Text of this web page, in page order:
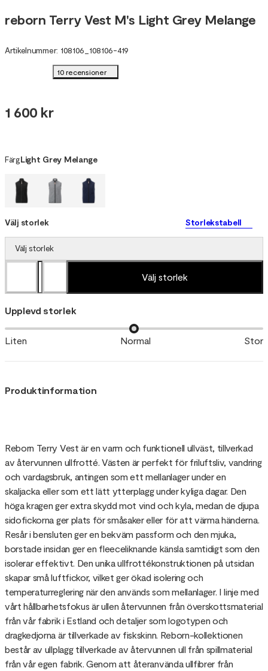
reborn Terry Vest M's Light Grey Melange
Artikelnummer: 108106 108106-419
10 recensioner
1 600 kr
FärgLight Grey Melange
Välj storlek Storlekstabell
Välj storlek
Välj storlek
Upplevd storlek
Liten Normal Stor
Produktinformation
Reborn Terry Vest är en varm och funktionell ullväst, tillverkad
av återvunnen ullfrotté. Västen är perfekt för friluftsliv, vandring
och vardagsbruk, antingen som ett mellanlager under en
skaljacka eller som ett lätt ytterplagg under kyliga dagar. Den
höga kragen ger extra skydd mot vind och kyla, medan de djupa
sidofickorna ger plats för småsaker eller för att värma händerna.
Resår i bensluten ger en bekväm passform och den mjuka,
borstade insidan ger en fleeceliknande känsla samtidigt som den
isolerar effektivt. Den unika ullfrottékonstruktionen på utsidan
skapar små luftfickor, vilket ger ökad isolering och
temperaturreglering när den används som mellanlager. I linje med
vårt hållbarhetsfokus är ullen återvunnen från överskottsmaterial
från vår fabrik i Estland och detaljer som logotypen och
dragkedjorna är tillverkade av fiskskinn. Reborn-kollektionen
består av ullplagg tillverkade av återvunnen ull från spillmaterial
från vår egen fabrik. Genom att återanvända ullfibrer från